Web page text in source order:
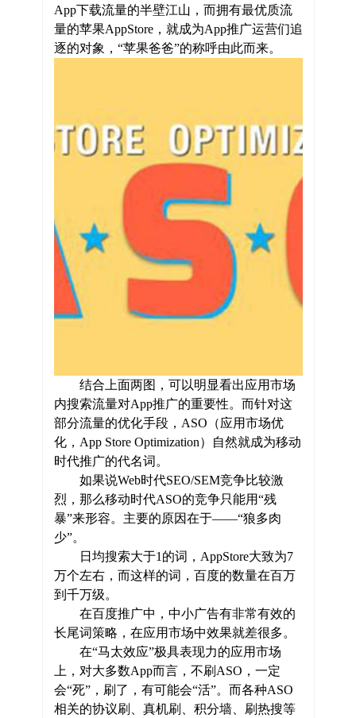
App下载流量的半壁江山，而拥有最优质流
量的苹果AppStore，就成为App推广运营们追
逐的对象，“苹果爸爸”的称呼由此而来。
结合上面两图，可以明显看出应用市场
内搜索流量对App推广的重要性。而针对这
部分流量的优化手段，ASO（应用市场优
化，App Store Optimization）自然就成为移动
时代推广的代名词。
如果说Web时代SEO/SEM竞争比较激
烈，那么移动时代ASO的竞争只能用“残
暴”来形容。主要的原因在于——“狼多肉
少”。
日均搜索大于1的词，AppStore大致为7
万个左右，而这样的词，百度的数量在百万
到千万级。
在百度推广中，中小广告有非常有效的
长尾词策略，在应用市场中效果就差很多。
在“马太效应”极具表现力的应用市场
上，对大多数App而言，不刷ASO，一定
会“死”，刷了，有可能会“活”。而各种ASO
相关的协议刷、真机刷、积分墙、刷热搜等